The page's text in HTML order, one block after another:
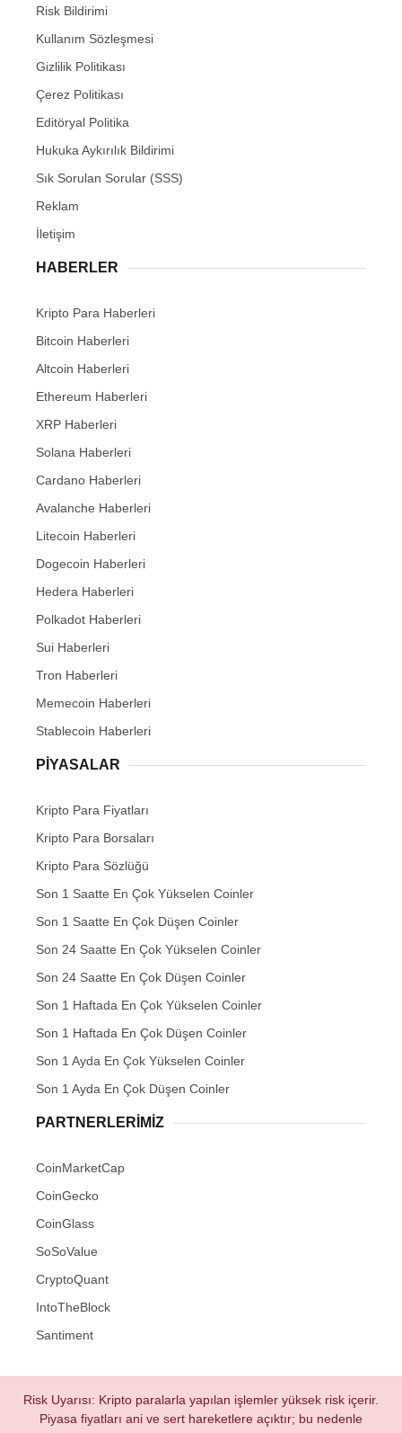
Risk Bildirimi
Kullanım Sözleşmesi
Gizlilik Politikası
Çerez Politikası
Editöryal Politika
Hukuka Aykırılık Bildirimi
Sık Sorulan Sorular (SSS)
Reklam
İletişim
HABERLER
Kripto Para Haberleri
Bitcoin Haberleri
Altcoin Haberleri
Ethereum Haberleri
XRP Haberleri
Solana Haberleri
Cardano Haberleri
Avalanche Haberleri
Litecoin Haberleri
Dogecoin Haberleri
Hedera Haberleri
Polkadot Haberleri
Sui Haberleri
Tron Haberleri
Memecoin Haberleri
Stablecoin Haberleri
PIYASALAR
Kripto Para Fiyatları
Kripto Para Borsaları
Kripto Para Sözlüğü
Son 1 Saatte En Çok Yükselen Coinler
Son 1 Saatte En Çok Düşen Coinler
Son 24 Saatte En Çok Yükselen Coinler
Son 24 Saatte En Çok Düşen Coinler
Son 1 Haftada En Çok Yükselen Coinler
Son 1 Haftada En Çok Düşen Coinler
Son 1 Ayda En Çok Yükselen Coinler
Son 1 Ayda En Çok Düşen Coinler
PARTNERLERIMIZ
CoinMarketCap
CoinGecko
CoinGlass
SoSoValue
CryptoQuant
IntoTheBlock
Santiment
Risk Uyarısı: Kripto paralarla yapılan işlemler yüksek risk içerir.
Piyasa fiyatları ani ve sert hareketlere açıktır; bu nedenle